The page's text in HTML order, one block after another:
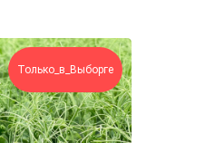
Только_в_Выборге